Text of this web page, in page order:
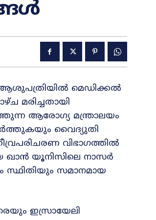
മെഡിക്കൽ
മരിച്ചതായി
ആരോഗ്യ മന്ത്രാലയം
വൈദ്യുതി
വിഭാഗത്തിൽ
ഖാൻ യൂനിസിലെ നാസർ
സ്ഥിതിയും സമാനമായ
ഇസ്രായേലി